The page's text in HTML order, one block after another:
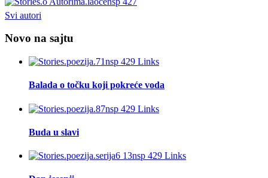
Svi autori
Novo na sajtu
Balada o točku koji pokreće voda
Buda u slavi